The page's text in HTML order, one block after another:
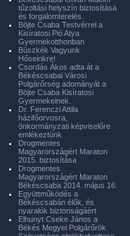
tűzoltási helyszín biztosítása
és forgalomterelés.
Böjte Csaba Testvérrel a
Kisíratosi Pió Atya
Gyermekotthonban
Büszkék Vagyunk
Hőseinkre!
Csordás Ákos adta át a
Békéscsabai Városi
Polgárőrség adományát a
Böjte Csaba Kisíratosi
Gyermekeinek.
Dr. Ferenczi Attila
házifőorvosra,
önkormányzati képviselőre
emlékeztünk
Drogmentes
Magyarországért Maraton
2015. biztosítása
Drogmentes
Magyarországért Maraton
Békéscsaba 2014. május 16.
Együttműködés a
Békéscsabán élők, és
nyaralók biztonságáért
Elhunyt Cseke János a
Békés Megyei Polgárőrök